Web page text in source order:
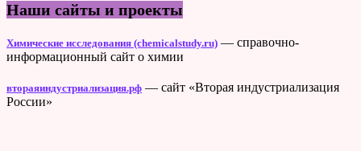
Наши сайты и проекты
Химические исследования (chemicalstudy.ru) — справочно-
информационный сайт о химии
втораяиндустриализация.рф — сайт «Вторая индустриализация
России»